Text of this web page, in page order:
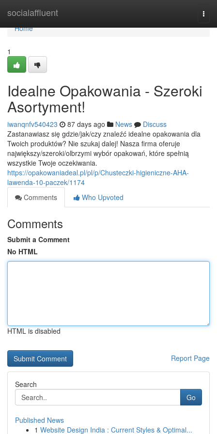
socialaffluent
Home
Home
1
Idealne Opakowania - Szeroki
Asortyment!
iwanqnfv540423 87 days ago News
Discuss
Zastanawiasz się gdzie/jak/czy znaleźć idealne opakowania dla
Twoich produktów? Nie szukaj dalej! Nasza firma oferuje
największy/szeroki/olbrzymi wybór opakowań, które spełnią
wszystkie Twoje oczekiwania.
https://opakowaniadeal.pl/pl/p/Chusteczki-higieniczne-AHA-
lawenda-10-paczek/1174
Comments
Who Upvoted
Comments
Submit a Comment
No HTML
HTML is disabled
Report Page
Search
Go
Published News
1 Website Design India : Current Styles & Optimal...